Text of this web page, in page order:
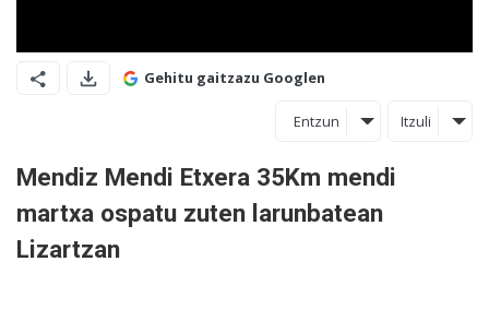
Gehitu gaitzazu Googlen
Entzun Itzuli
Mendiz Mendi Etxera 35Km mendi
martxa ospatu zuten larunbatean
Lizartzan